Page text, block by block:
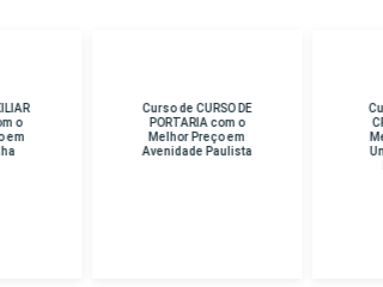
Curso de CURSO DE
PORTARIA com o
Melhor Preço em
Avenidade Paulista
Curso de PERICIA
Melhor Preço em
Unidade Hospital